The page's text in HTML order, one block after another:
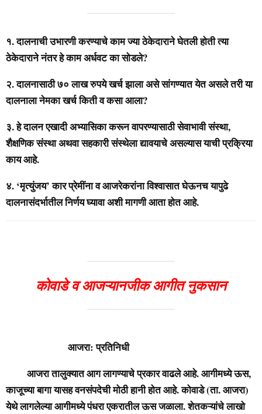
१. दालनाची उभारणी करण्याचे काम ज्या ठेकेदाराने घेतली होती त्या
ठेकेदाराने नंतर हे काम अर्धवट का सोडले?
२. दालनासाठी ७० लाख रुपये खर्च झाला असे सांगण्यात येत असले तरी या
दालनाला नेमका खर्च किती व कसा आला?
३. हे दालन एखादी अभ्यासिका करून वापरण्यासाठी सेवाभावी संस्था,
शैक्षणिक संस्था अथवा सहकारी संस्थेला द्यावयाचे असल्यास याची प्रक्रिया
काय आहे.
४. ‘मृत्युंजय’ कार प्रेमींना व आजरेकरांना विश्वासात घेऊनच यापुढे
दालनासंदर्भातील निर्णय घ्यावा अशी मागणी आता होत आहे.
कोवाडे व आजऱ्यानजीक आगीत नुकसान
आजरा: प्रतिनिधी
आजरा तालुक्यात आग लागण्याचे प्रकार वाढले आहे. आगीमध्ये ऊस,
काजूच्या बागा यासह वनसंपदेची मोठी हानी होत आहे. कोवाडे (ता. आजरा)
येथे लागलेल्या आगीमध्ये पंधरा एकरातील ऊस जळाला. शेतकऱ्यांचे लाखो